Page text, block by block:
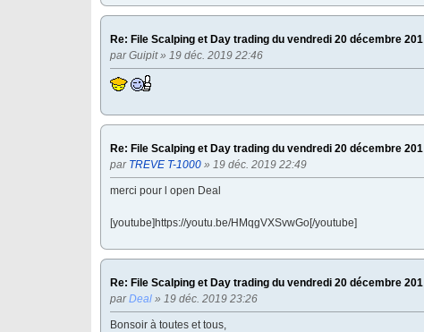
Re: File Scalping et Day trading du vendredi 20 décembre 201
parGuipit» 19 déc. 2019 22:46
Re: File Scalping et Day trading du vendredi 20 décembre 201
par TREVE T-1000 » 19 déc. 2019 22:49
merci pour l open Deal
[youtube]https://youtu.be/HMqgVXSvwGo[/youtube]
Re: File Scalping et Day trading du vendredi 20 décembre 201
parDeal » 19 déc. 2019 23:26
Bonsoir à toutes et tous,